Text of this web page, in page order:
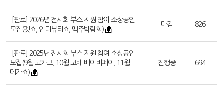
[판로] 2026년 전시회 부스 지원 참여 소상공인
모집(펫쇼, 인디뷰티쇼, 맥주박람회)
마감 826
[판로] 2025년 전시회 부스 지원 참여 소상공인
모집(9월 고카프, 10월 코베 베이비페어, 11월
메가쇼)
진행중 694